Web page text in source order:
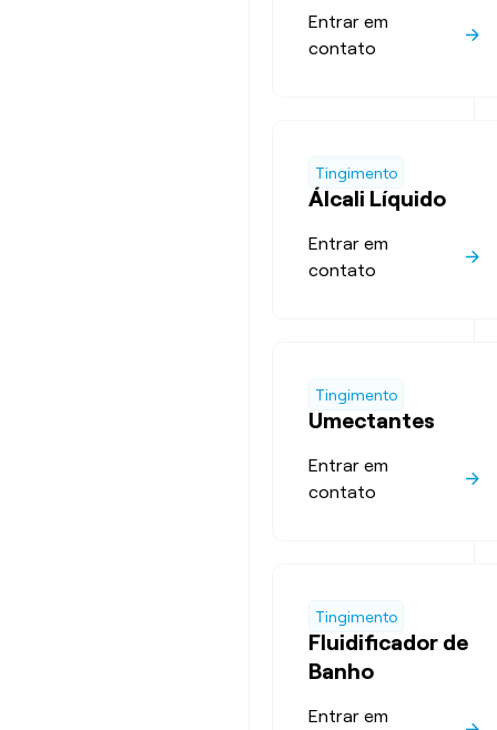
Entrar em
contato
Tingimento
Álcali Líquido
Entrar em
contato
Tingimento
Umectantes
Entrar em
contato
Tingimento
Fluidificador de
Banho
Entrar em